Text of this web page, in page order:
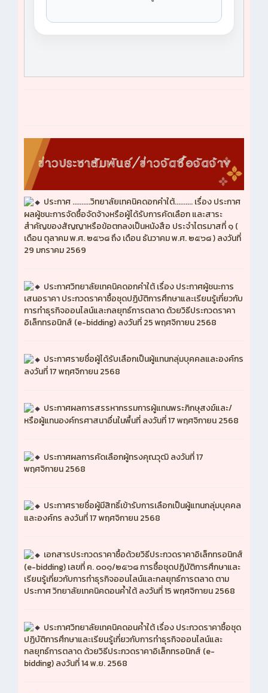
ประกาศ ..........วิทยาลัยเทคนิคดอกคำใต้.......... เรื่อง ประกาศ
ผลผู้ชนะการจัดซื้อจัดจ้างหรือผู้ได้รับการคัดเลือก และสาระ
สำคัญของสัญญาหรือข้อตกลงเป็นหนังสือ ประจำไตรมาสที่ ๑ (
เดือน ตุลาคม พ.ศ. ๒๕๖๘ ถึง เดือน ธันวาคม พ.ศ. ๒๕๖๘ ) ลงวันที่
29 มกราคม 2569
ประกาศวิทยาลัยเทคนิคดอกคำใต้ เรื่อง ประกาศผู้ชนะการ
เสนอราคา ประกวดราคาซื้อชุดปฏิบัติการศึกษาและเรียนรู้เกี่ยวกับ
การทำธุรกิจออนไลน์และกลยุทธ์การตลาด ด้วยวิธีประกวดราคา
อิเล็กทรอนิกส์ (e-bidding) ลงวันที่ 25 พฤศจิกายน 2568
ประกาศรายชื่อผู้ได้รับเลือกเป็นผู้แทนกลุ่มบุคคลและองค์กร
ลงวันที่ 17 พฤศจิกายน 2568
ประกาศผลการสรรหากรรมการผู้แทนพระภิกษุสงฆ์และ/
หรือผู้แทนองค์กรศาสนาอื่นในพื้นที่ ลงวันที่ 17 พฤศจิกายน 2568
ประกาศผลการคัดเลือกผู้ทรงคุณวุฒิ ลงวันที่ 17
พฤศจิกายน 2568
ประกาศรายชื่อผู้มีสิทธิ์เข้ารับการเลือกเป็นผู้แทนกลุ่มบุคคล
และองค์กร ลงวันที่ 17 พฤศจิกายน 2568
เอกสารประกวดราคาซื้อด้วยวิธีประกวดราคาอิเล็กทรอนิกส์
(e-bidding) เลขที่ ค. ๐๐๑/๒๕๖๘ การซื้อชุดปฏิบัติการศึกษาและ
เรียนรู้เกี่ยวกับการทำธุรกิจออนไลน์และกลยุทธ์การตลาด ตาม
ประกาศ วิทยาลัยเทคนิคดอนค้ำใต้ ลงวันที่ 15 พฤศจิกายน 2568
ประกาศวิทยาลัยเทคนิคดอนค้ำใต้ เรื่อง ประกวดราคาซื้อชุด
ปฏิบัติการศึกษาและเรียนรู้เกี่ยวกับการทำธุรกิจออนไลน์และ
กลยุทธ์การตลาด ด้วยวิธีประกวดราคาอิเล็กทรอนิกส์ (e-
bidding) ลงวันที่ 14 พ.ย. 2568